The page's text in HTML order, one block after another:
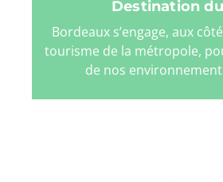
Destination
Bordeaux s’engage, aux
tourisme de la métropole,
de nos